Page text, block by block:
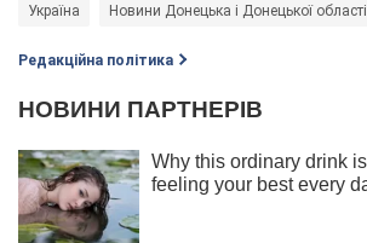
Україна Новини Донецька і Донецької області
Редакційна політика